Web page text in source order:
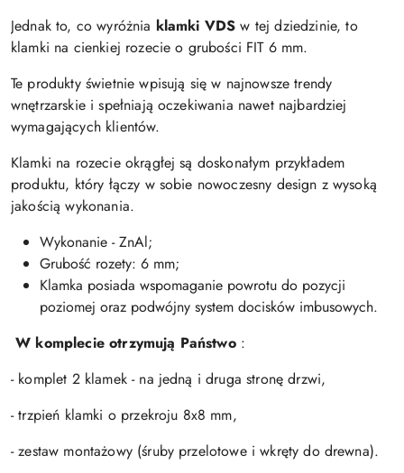
Jednak to, co wyróżnia klamki VDS w tej dziedzinie, to
klamki na cienkiej rozecie o grubości FIT 6 mm.
Te produkty świetnie wpisują się w najnowsze trendy
wnętrzarskie i spełniają oczekiwania nawet najbardziej
wymagających klientów.
Klamki na rozecie okrągłej są doskonałym przykładem
produktu, który łączy w sobie nowoczesny design z wysoką
jakością wykonania.
Wykonanie - ZnAl;
Grubość rozety: 6 mm;
Klamka posiada wspomaganie powrotu do pozycji
poziomej oraz podwójny system docisków imbusowych.
W komplecie otrzymują Państwo:
- komplet 2 klamek - na jedną i druga stronę drzwi,
- trzpień klamki o przekroju 8x8 mm,
- zestaw montażowy (śruby przelotowe i wkręty do drewna).